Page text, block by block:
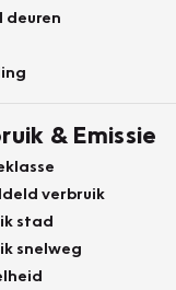
& Emissie
verbruik
stad
snelweg